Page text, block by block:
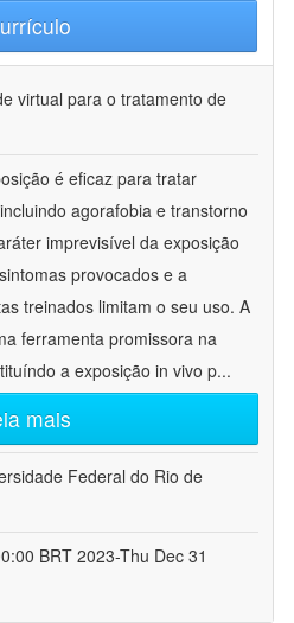
virtual para o tratamento de
é eficaz para tratar
agorafobia e transtorno
imprevisível da exposição
provocados e a
treinados limitam o seu uso. A
ferramenta promissora na
a exposição in vivo p...
mais
Federal do Rio de
BRT 2023-Thu Dec 31